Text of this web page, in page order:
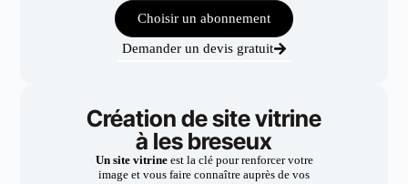
Choisir un abonnement
Demander un devis gratuit
Création de site vitrine
à les breseux
Un site vitrineest la clé pour renforcer votre
image et vous faire connaître auprès de vos